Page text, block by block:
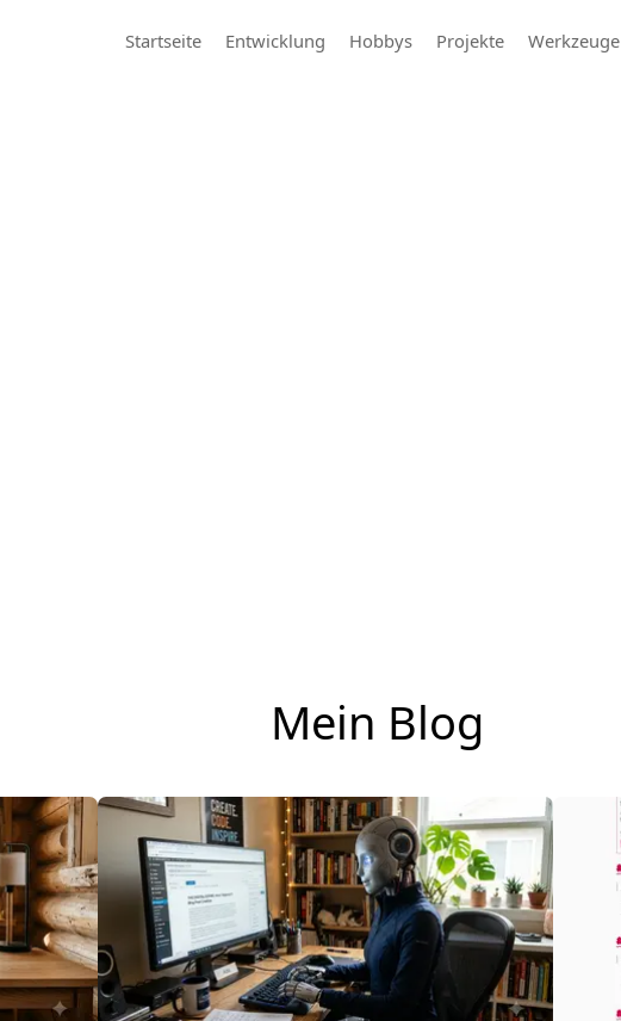
Startseite Entwicklung Hobbys Projekte Werkzeuge
Mein Blog